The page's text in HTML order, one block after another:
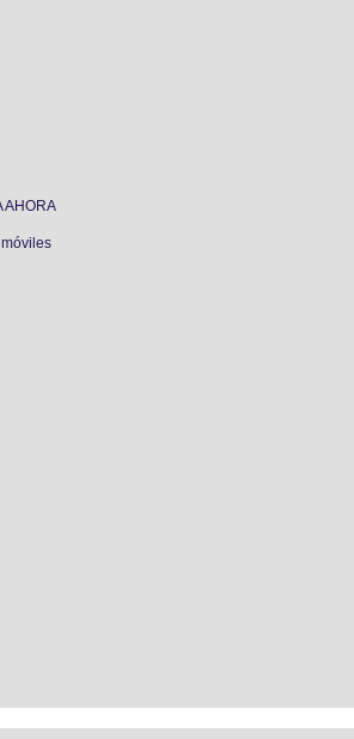
AHORA